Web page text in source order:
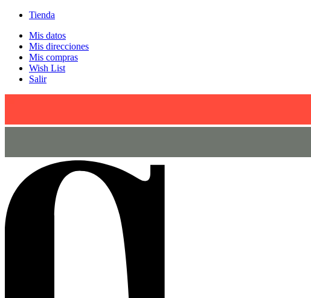
Tienda
Mis datos
Mis direcciones
Mis compras
Wish List
Salir